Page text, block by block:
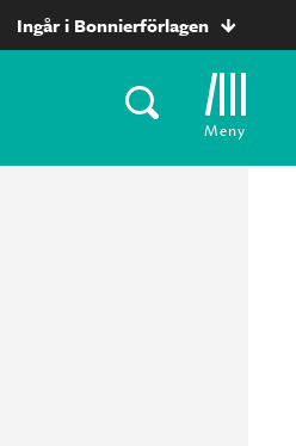
Ingår i Bonnierförlagen
Meny